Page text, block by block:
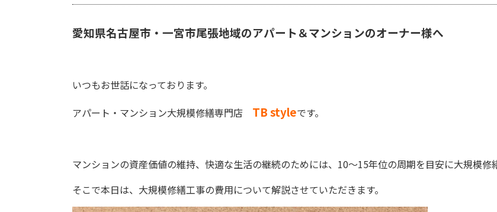
愛知県名古屋市・一宮市尾張地域のアパート＆マンションのオーナー様へ
いつもお世話になっております。
アパート・マンション大規模修繕専門店 TB styleです。
マンションの資産価値の維持、快適な生活の継続のためには、10～15年位の周期を目安に大規模修
そこで本日は、大規模修繕工事の費用について解説させていただきます。